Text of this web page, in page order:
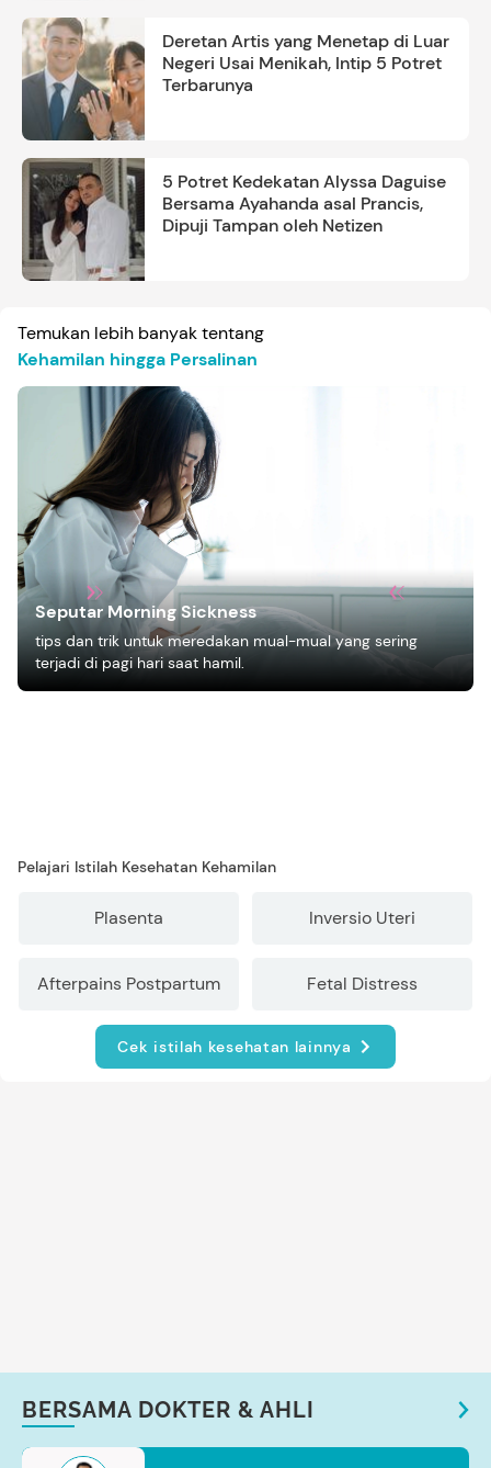
Deretan Artis yang Menetap di Luar
Negeri Usai Menikah, Intip 5 Potret
Terbarunya
5 Potret Kedekatan Alyssa Daguise
Bersama Ayahanda asal Prancis,
Dipuji Tampan oleh Netizen
Temukan lebih banyak tentang
Kehamilan hingga Persalinan
Seputar Morning Sickness
tips dan trik untuk meredakan mual-mual yang sering
terjadi di pagi hari saat hamil.
Pelajari Istilah Kesehatan Kehamilan
Plasenta Inversio Uteri
Afterpains Postpartum Fetal Distress
Cek istilah kesehatan lainnya
BERSAMA DOKTER & AHLI